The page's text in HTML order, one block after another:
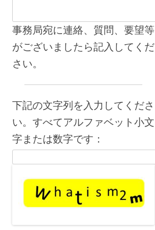
事務局宛に連絡、質問、要望等
がございましたら記入してくだ
さい。
下記の文字列を入力してくださ
い。すべてアルファベット小文
字または数字です：